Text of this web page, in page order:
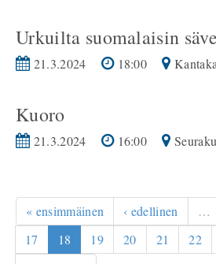
Urkuilta suomalaisin
21.3.2024 18:00
Kuoro
21.3.2024 16:00
« ensimmäinen ‹ edellinen …
17
18 19 20 21 22